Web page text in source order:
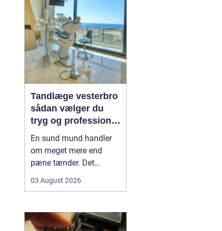
Det handler om kvalitet,
tryghed og gode løsni...
Tandlæge vesterbro
sådan vælger du
tryg og professionel
tandpleje
En sund mund handler
om meget mere end
pæne tænder. Det
hverdag, din selvtillid og
duleder efter tandlæge
vesterbro, møder du
03 August 2026